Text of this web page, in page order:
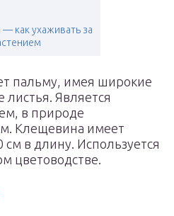
— как ухаживать за
пальму, имея широкие
листья. Является
в природе
Клещевина имеет
в длину. Используется
цветоводстве.